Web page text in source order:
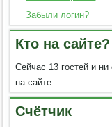
Забыли логин?
Кто на сайте?
Сейчас 13 гостей и ни
на сайте
Счётчик